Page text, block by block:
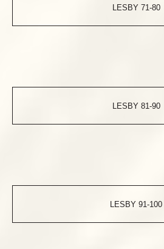
LESBY 71-80
LESBY 81-90
LESBY 91-100